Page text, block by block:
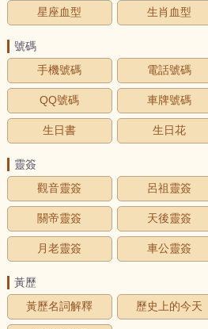
星座血型 生肖血型
號碼
手機號碼
電話號碼
QQ號碼 車牌號碼
生日書 生日花
靈簽
觀音靈簽
呂祖靈簽
關帝靈簽 天後靈簽
月老靈簽 車公靈簽
黃歷
黃歷名詞解釋
歷史上的今天